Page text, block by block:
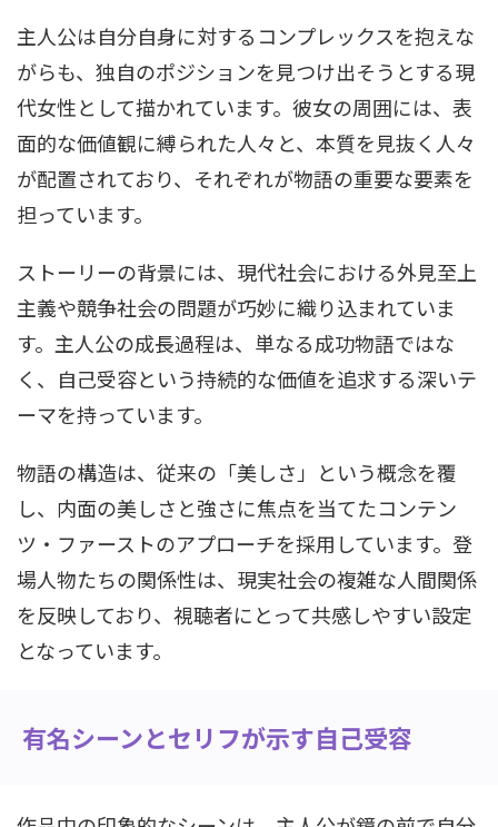
主人公は自分自身に対するコンプレックスを抱えな
がらも、独自のポジションを見つけ出そうとする現
代女性として描かれています。彼女の周囲には、表
面的な価値観に縛られた人々と、本質を見抜く人々
が配置されており、それぞれが物語の重要な要素を
担っています。
ストーリーの背景には、現代社会における外見至上
主義や競争社会の問題が巧妙に織り込まれていま
す。主人公の成長過程は、単なる成功物語ではな
く、自己受容という持続的な価値を追求する深いテ
ーマを持っています。
物語の構造は、従来の「美しさ」という概念を覆
し、内面の美しさと強さに焦点を当てたコンテン
ツ・ファーストのアプローチを採用しています。登
場人物たちの関係性は、現実社会の複雑な人間関係
を反映しており、視聴者にとって共感しやすい設定
となっています。
有名シーンとセリフが示す自己受容